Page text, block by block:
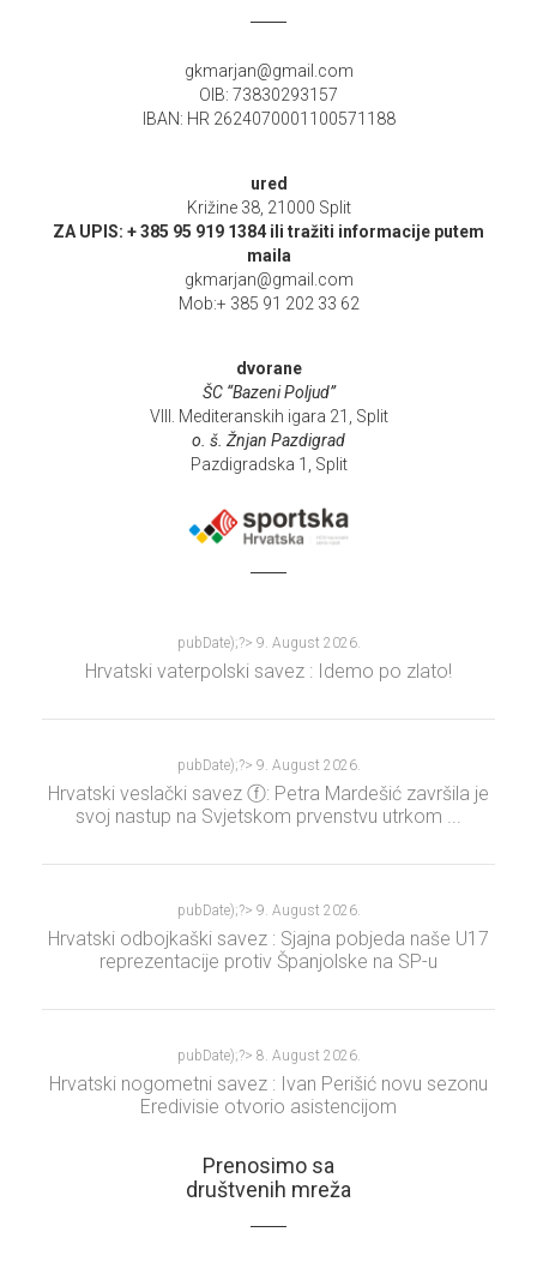
gkmarjan@gmail.com
OIB: 73830293157
IBAN: HR 2624070001100571188
ured
Križine 38, 21000 Split
ZA UPIS: + 385 95 919 1384 ili tražiti informacije putem
maila
gkmarjan@gmail.com
Mob:+ 385 91 202 33 62
dvorane
ŠC “Bazeni Poljud”
VIII. Mediteranskih igara 21, Split
o. š. Žnjan Pazdigrad
Pazdigradska 1, Split
pubDate);?> 9. August 2026.
Hrvatski vaterpolski savez : Idemo po zlato!
pubDate);?> 9. August 2026.
Hrvatski veslački savez ⓕ: Petra Mardešić završila je
svoj nastup na Svjetskom prvenstvu utrkom ...
pubDate);?> 9. August 2026.
Hrvatski odbojkaški savez : Sjajna pobjeda naše U17
reprezentacije protiv Španjolske na SP-u
pubDate);?> 8. August 2026.
Hrvatski nogometni savez : Ivan Perišić novu sezonu
Eredivisie otvorio asistencijom
Prenosimo sa
društvenih mreža